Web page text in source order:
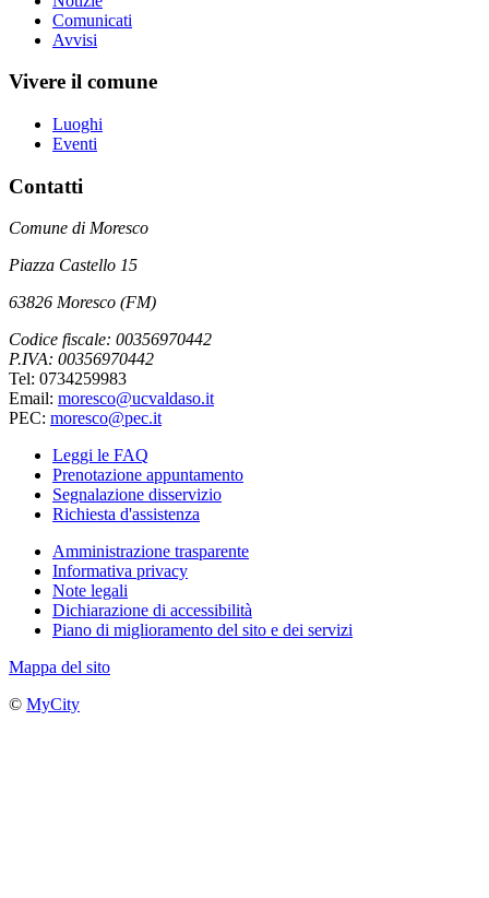
Comunicati
Avvisi
Vivere il comune
Luoghi
Eventi
Contatti
Comune di Moresco
Piazza Castello 15
63826 Moresco (FM)
Codice fiscale: 00356970442
P.IVA: 00356970442
Tel: 0734259983
Email: moresco@ucvaldaso.it
PEC: moresco@pec.it
Leggi le FAQ
Prenotazione appuntamento
Segnalazione disservizio
Richiesta d'assistenza
Amministrazione trasparente
Informativa privacy
Note legali
Dichiarazione di accessibilità
Piano di miglioramento del sito e dei servizi
Mappa del sito
© MyCity